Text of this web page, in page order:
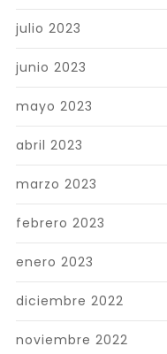
julio 2023
junio 2023
mayo 2023
abril 2023
marzo 2023
febrero 2023
enero 2023
diciembre 2022
noviembre 2022